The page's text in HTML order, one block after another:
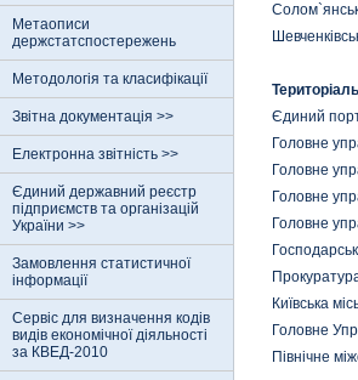
Метаописи
держстатспостережень
Методологія та класифікації
Звітна документація >>
Електронна звітність >>
Єдиний державний реєстр
пiдприємств та органiзацiй
України >>
Замовлення статистичної
інформації
Сервіс для визначення кодів
видів економічної діяльності
за КВЕД-2010
Єдиний
Головне
Головне
Головне
Головне
Київська
Головне
Північне